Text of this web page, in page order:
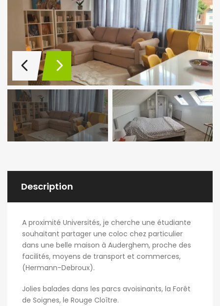
Description
A proximité Universités, je cherche une étudiante
souhaitant partager une coloc chez particulier
dans une belle maison à Auderghem, proche des
facilités, moyens de transport et commerces,
(Hermann-Debroux).
Jolies balades dans les parcs avoisinants, la Forêt
de Soignes, le Rouge Cloître.